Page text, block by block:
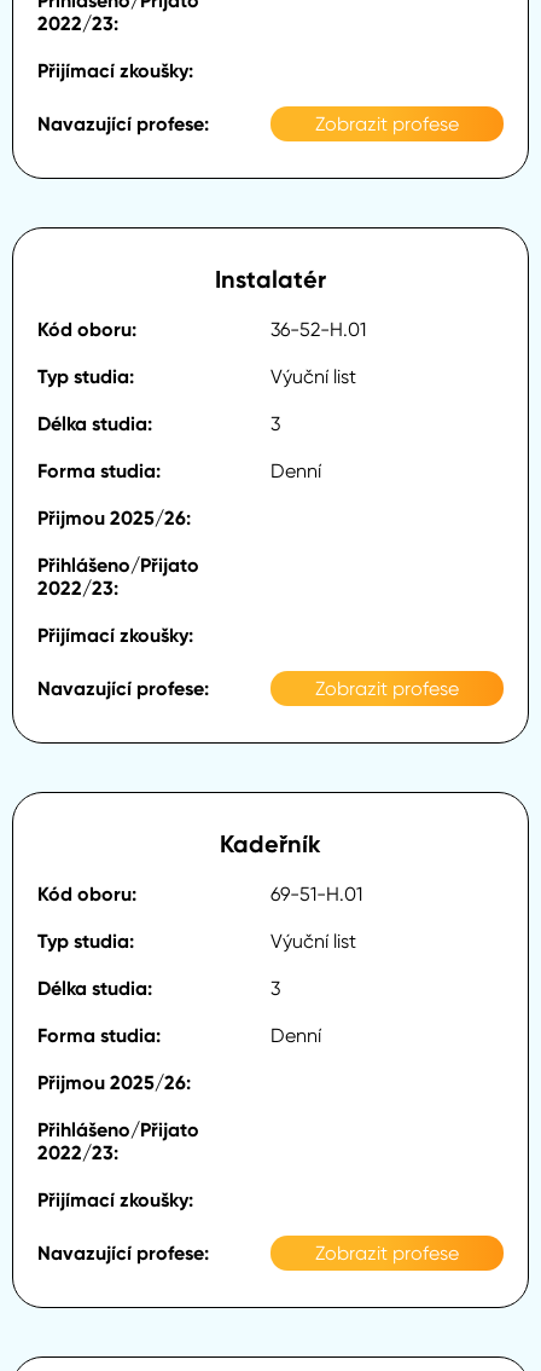
Zobrazit profese
Instalatér
36-52-H.01
Výuční list
3
Denní
Zobrazit profese
Kadeřník
69-51-H.01
Výuční list
3
Denní
Zobrazit profese